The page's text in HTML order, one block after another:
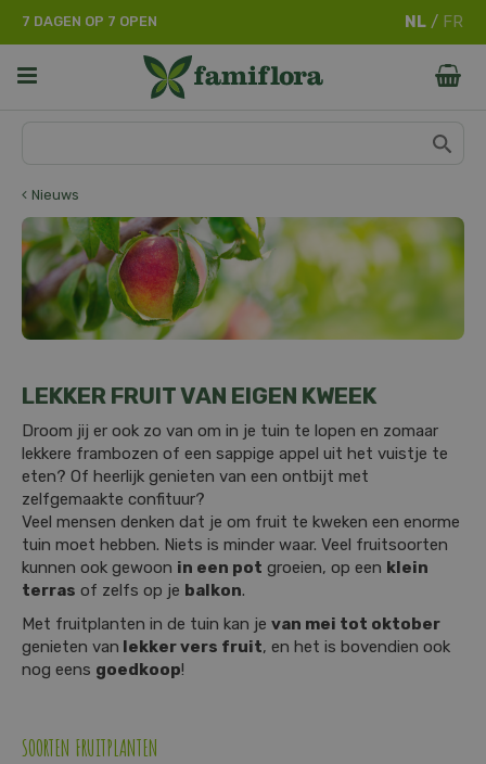
Nieuws
7 DAGEN OP 7 OPEN
LEKKER FRUIT VAN EIGEN KWEEK
Droom jij er ook zo van om in je tuin te lopen en zomaar
lekkere frambozen of een sappige appel uit het vuistje te
eten? Of heerlijk genieten van een ontbijt met
zelfgemaakte confituur?
Veel mensen denken dat je om fruit te kweken een enorme
tuin moet hebben. Niets is minder waar. Veel fruitsoorten
kunnen ook gewoon in een pot groeien, op een klein
terras of zelfs op je balkon.
Met fruitplanten in de tuin kan je van mei tot oktober
genieten van lekker vers fruit, en het is bovendien ook
nog eens goedkoop!
SOORTEN FRUITPLANTEN